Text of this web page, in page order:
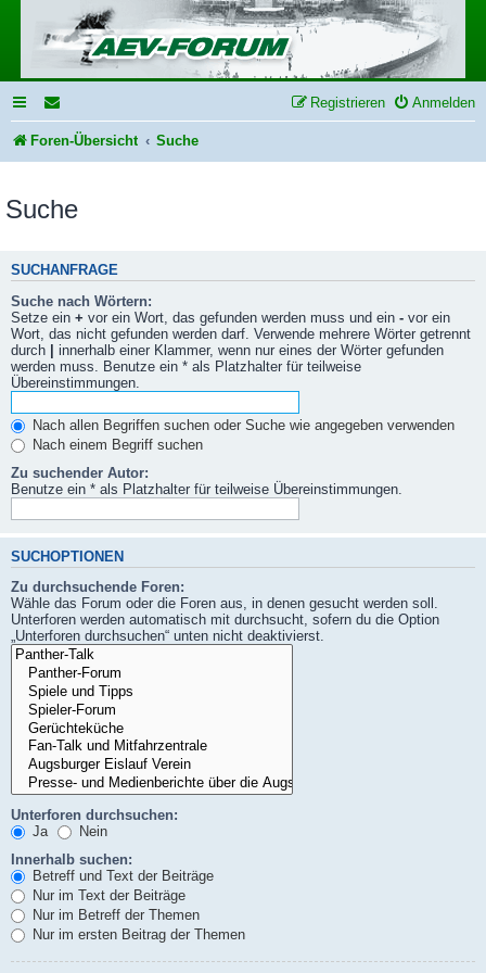
Anmelden
Registrieren
Foren-Übersicht Suche
Suche
SUCHANFRAGE
Suche nach Wörtern:
Setze ein + vor ein Wort, das gefunden werden muss und ein - vor ein
Wort, das nicht gefunden werden darf. Verwende mehrere Wörter getrennt
durch | innerhalb einer Klammer, wenn nur eines der Wörter gefunden
werden muss. Benutze ein * als Platzhalter für teilweise
Übereinstimmungen.
Nach allen Begriffen suchen oder Suche wie angegeben verwenden
Nach einem Begriff suchen
Zu suchender Autor:
Benutze ein * als Platzhalter für teilweise Übereinstimmungen.
SUCHOPTIONEN
Zu durchsuchende Foren:
Wähle das Forum oder die Foren aus, in denen gesucht werden soll.
Unterforen werden automatisch mit durchsucht, sofern du die Option
„Unterforen durchsuchen“ unten nicht deaktivierst.
Unterforen durchsuchen:
Ja
Nein
Innerhalb suchen:
Betreff und Text der Beiträge
Nur im Text der Beiträge
Nur im Betreff der Themen
Nur im ersten Beitrag der Themen